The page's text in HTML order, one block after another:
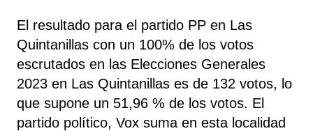
El resultado para el partido PP en Las
Quintanillas con un 100% de los votos
escrutados en las Elecciones Generales
2023 en Las Quintanillas es de 132 votos, lo
que supone un 51,96 % de los votos. El
partido político, Vox suma en esta localidad